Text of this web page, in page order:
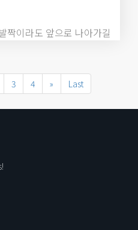
짝이라도 앞으로 나아가길
3 4 » Last